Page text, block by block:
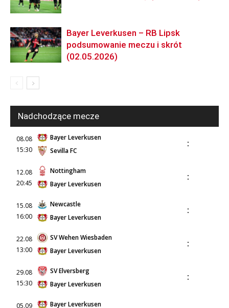
Bayer Leverkusen – RB Lipsk
podsumowanie meczu i skrót
(02.05.2026)
Nadchodzące mecze
08.08
15:30
Bayer Leverkusen
Sevilla FC
:
12.08
20:45
Nottingham
Bayer Leverkusen
:
15.08
16:00
Newcastle
Bayer Leverkusen
:
22.08
13:00
SV Wehen Wiesbaden
Bayer Leverkusen
:
29.08
15:30
SV Elversberg
Bayer Leverkusen
:
05.09
Bayer Leverkusen